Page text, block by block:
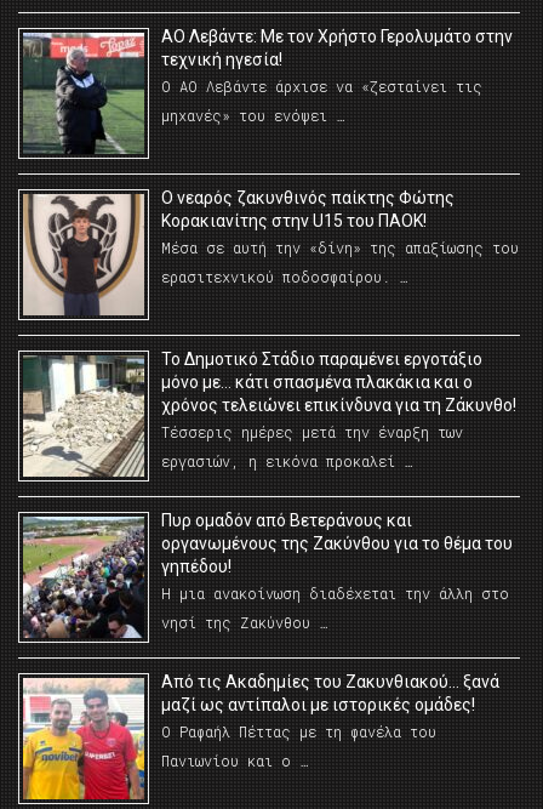
ΑΟ Λεβάντε: Με τον Χρήστο Γερολυμάτο στην
τεχνική ηγεσία!
Ο ΑΟ Λεβάντε άρχισε να «ζεσταίνει τις
μηχανές» του ενόψει …
O νεαρός ζακυνθινός παίκτης Φώτης
Κορακιανίτης στην U15 του ΠΑΟΚ!
Μέσα σε αυτή την «δίνη» της απαξίωσης του
ερασιτεχνικού ποδοσφαίρου. …
Το Δημοτικό Στάδιο παραμένει εργοτάξιο
μόνο με… κάτι σπασμένα πλακάκια και ο
χρόνος τελειώνει επικίνδυνα για τη Ζάκυνθο!
Τέσσερις ημέρες μετά την έναρξη των
εργασιών, η εικόνα προκαλεί …
Πυρ ομαδόν από Βετεράνους και
οργανωμένους της Ζακύνθου για το θέμα του
γηπέδου!
Η μια ανακοίνωση διαδέχεται την άλλη στο
νησί της Ζακύνθου …
Από τις Ακαδημίες του Ζακυνθιακού… ξανά
μαζί ως αντίπαλοι με ιστορικές ομάδες!
Ο Ραφαήλ Πέττας με τη φανέλα του
Πανιωνίου και ο …